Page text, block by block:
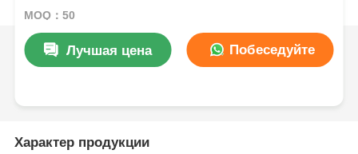
MOQ：50
Лучшая цена Побеседуйте
Характер продукции